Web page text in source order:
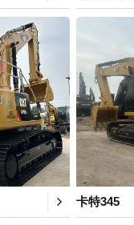
卡特345